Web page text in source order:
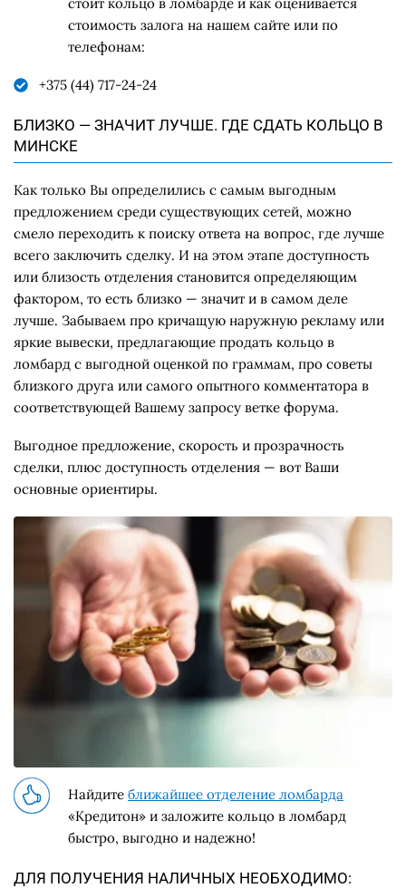
стоимость залога на нашем сайте или по
телефонам:
+375 (44) 717-24-24
БЛИЗКО — ЗНАЧИТ ЛУЧШЕ. ГДЕ СДАТЬ КОЛЬЦО В
МИНСКЕ
Как только Вы определились с самым выгодным
предложением среди существующих сетей, можно
смело переходить к поиску ответа на вопрос, где лучше
всего заключить сделку. И на этом этапе доступность
или близость отделения становится определяющим
фактором, то есть близко — значит и в самом деле
лучше. Забываем про кричащую наружную рекламу или
яркие вывески, предлагающие продать кольцо в
ломбард с выгодной оценкой по граммам, про советы
близкого друга или самого опытного комментатора в
соответствующей Вашему запросу ветке форума.
Выгодное предложение, скорость и прозрачность
сделки, плюс доступность отделения — вот Ваши
основные ориентиры.
Найдите ближайшее отделение ломбарда
«Кредитон» и заложите кольцо в ломбард
быстро, выгодно и надежно!
ДЛЯ ПОЛУЧЕНИЯ НАЛИЧНЫХ НЕОБХОДИМО: